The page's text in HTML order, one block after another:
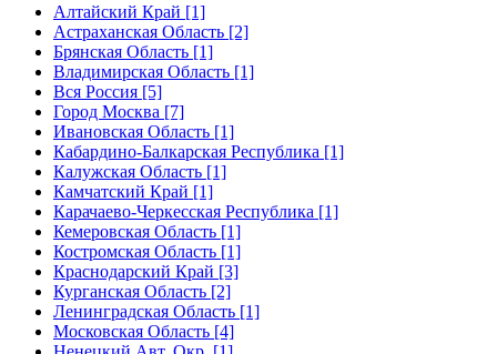
Алтайский Край [1]
Астраханская Область [2]
Брянская Область [1]
Владимирская Область [1]
Вся Россия [5]
Город Москва [7]
Ивановская Область [1]
Кабардино-Балкарская Республика [1]
Калужская Область [1]
Камчатский Край [1]
Карачаево-Черкесская Республика [1]
Кемеровская Область [1]
Костромская Область [1]
Краснодарский Край [3]
Курганская Область [2]
Ленинградская Область [1]
Московская Область [4]